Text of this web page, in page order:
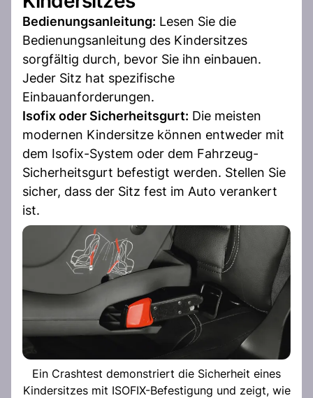
Bedienungsanleitung: Lesen Sie die
Bedienungsanleitung des Kindersitzes
sorgfältig durch, bevor Sie ihn einbauen.
Jeder Sitz hat spezifische
Einbauanforderungen.
Isofix oder Sicherheitsgurt: Die meisten
modernen Kindersitze können entweder mit
dem Isofix-System oder dem Fahrzeug-
Sicherheitsgurt befestigt werden. Stellen Sie
sicher, dass der Sitz fest im Auto verankert
ist.
Ein Crashtest demonstriert die Sicherheit eines
Kindersitzes mit ISOFIX-Befestigung und zeigt, wie